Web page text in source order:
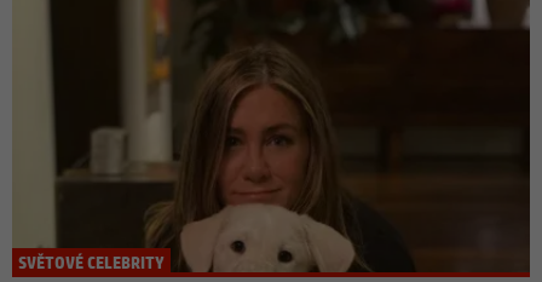
SVĚTOVÉ CELEBRITY